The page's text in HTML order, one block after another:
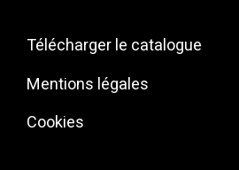
Télécharger le catalogue
Mentions légales
Cookies